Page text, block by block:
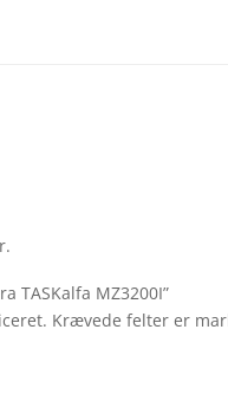
TASKalfa MZ3200I”
Krævede felter er